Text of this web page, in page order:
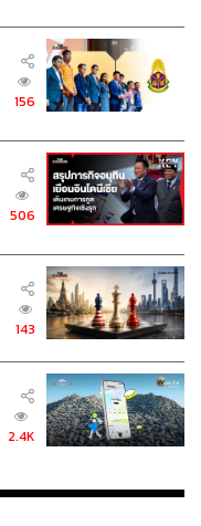
156
506
143
2.4K